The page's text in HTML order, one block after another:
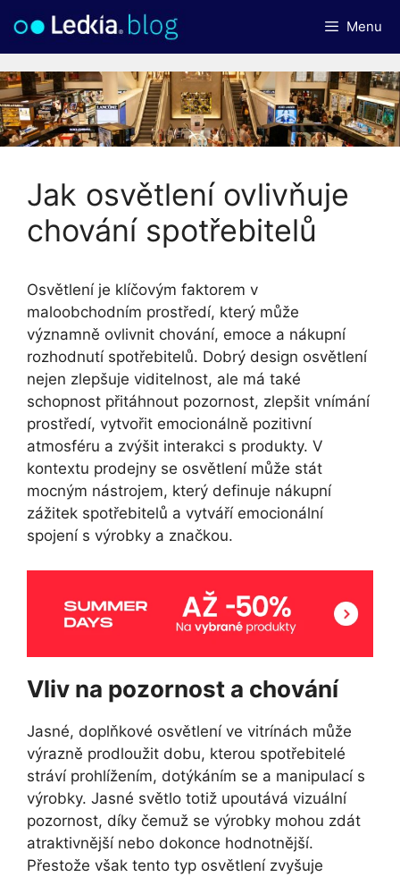
na
obsah
Menu
Jak osvětlení ovlivňuje
chování spotřebitelů
Osvětlení je klíčovým faktorem v
maloobchodním prostředí, který může
významně ovlivnit chování, emoce a nákupní
rozhodnutí spotřebitelů. Dobrý design osvětlení
nejen zlepšuje viditelnost, ale má také
schopnost přitáhnout pozornost, zlepšit vnímání
prostředí, vytvořit emocionálně pozitivní
atmosféru a zvýšit interakci s produkty. V
kontextu prodejny se osvětlení může stát
mocným nástrojem, který definuje nákupní
zážitek spotřebitelů a vytváří emocionální
spojení s výrobky a značkou.
Vliv na pozornost a chování
Jasné, doplňkové osvětlení ve vitrínách může
výrazně prodloužit dobu, kterou spotřebitelé
stráví prohlížením, dotýkáním se a manipulací s
výrobky. Jasné světlo totiž upoutává vizuální
pozornost, díky čemuž se výrobky mohou zdát
atraktivnější nebo dokonce hodnotnější.
Přestože však tento typ osvětlení zvyšuje